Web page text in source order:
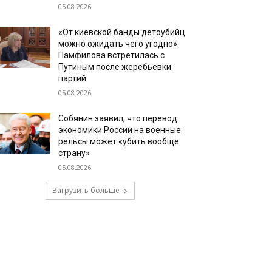
05.08.2026
«От киевской банды детоубийц
можно ожидать чего угодно».
Памфилова встретилась с
Путиным после жеребьевки
партий
05.08.2026
Собянин заявил, что перевод
экономики России на военные
рельсы может «убить вообще
страну»
05.08.2026
Загрузить больше